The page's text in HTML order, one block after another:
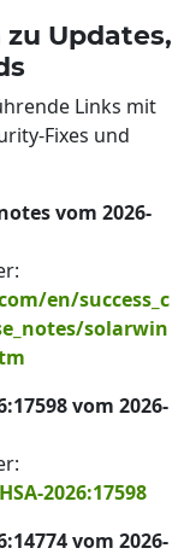
Updates,
Links mit
Fixes und
vom 2026-
en/success_c
solarwin
vom 2026-
2026:17598
vom 2026-